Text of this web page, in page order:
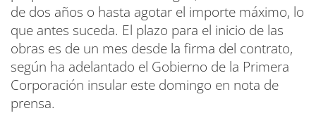
de dos años o hasta agotar el importe máximo, lo
que antes suceda. El plazo para el inicio de las
obras es de un mes desde la firma del contrato,
según ha adelantado el Gobierno de la Primera
Corporación insular este domingo en nota de
prensa.